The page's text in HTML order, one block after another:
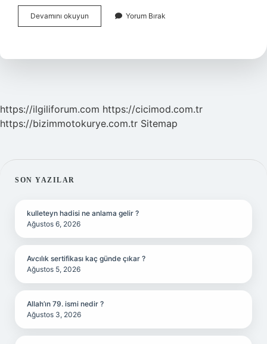
Devamını okuyun
Sanat
Ifade
Yorum Bırak
https://ilgiliforum.com https://cicimod.com.tr
https://bizimmotokurye.com.tr Sitemap
SIDEBAR
SON YAZILAR
kulleteyn hadisi ne anlama gelir ?
Ağustos 6, 2026
Avcılık sertifikası kaç günde çıkar ?
Ağustos 5, 2026
Allah’ın 79. ismi nedir ?
Ağustos 3, 2026